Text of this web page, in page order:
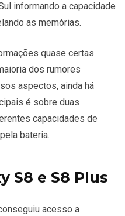
informando a capacidade
as memórias.
quase certas
dos rumores
aspectos, ainda há
é sobre duas
capacidades de
bateria.
S8 e S8 Plus
acesso a